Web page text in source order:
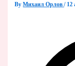
ByМихаил Орлов/ 12